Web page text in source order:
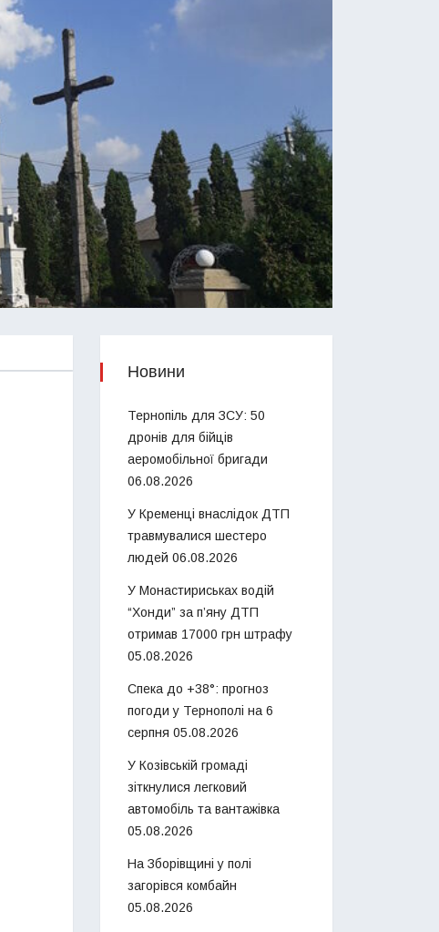
Новини
Тернопіль для ЗСУ: 50
дронів для бійців
аеромобільної бригади
06.08.2026
У Кременці внаслідок ДТП
травмувалися шестеро
людей 06.08.2026
У Монастириськах водій
“Хонди” за п’яну ДТП
отримав 17000 грн штрафу
05.08.2026
Спека до +38°: прогноз
погоди у Тернополі на 6
серпня 05.08.2026
У Козівській громаді
зіткнулися легковий
автомобіль та вантажівка
05.08.2026
На Зборівщині у полі
загорівся комбайн
05.08.2026